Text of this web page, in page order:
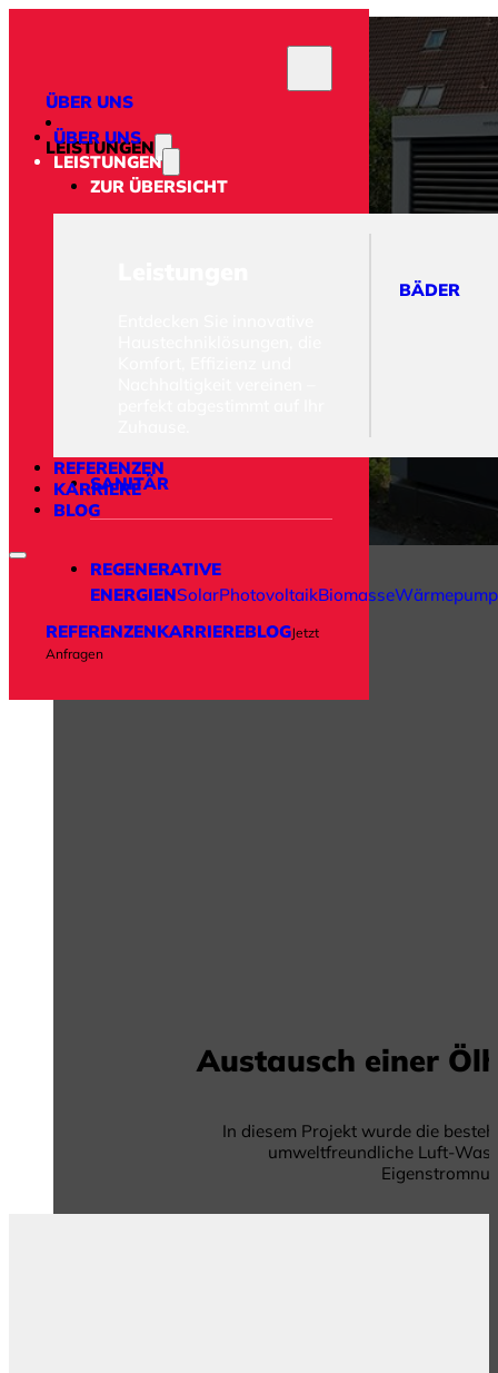
ÜBER UNS
LEISTUNGEN
BÄDER
REFERENZEN
KARRIERE
BLOG
ÜBER UNS
LEISTUNGEN
ZUR ÜBERSICHT
SANITÄR
REGENERATIVE
ENERGIENSolarPhotovoltaikBiomasse
REFERENZENKARRIEREBLOGJetzt
Anfragen
Austausch einer
In diesem Projekt wurde die
umweltfreundliche Luft-